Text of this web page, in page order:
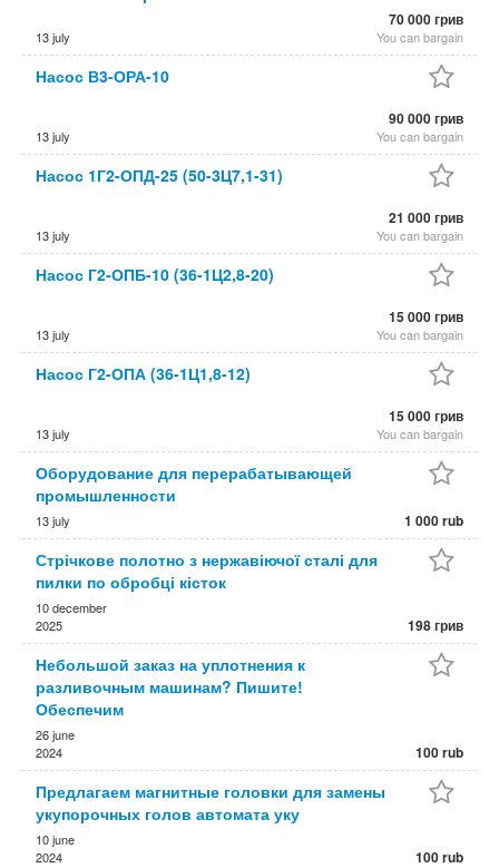
13 july
70 000 грив
You can bargain
Насос В3-ОРА-10
13 july
90 000 грив
You can bargain
Насос 1Г2-ОПД-25 (50-3Ц7,1-31)
13 july
21 000 грив
You can bargain
Насос Г2-ОПБ-10 (36-1Ц2,8-20)
13 july
15 000 грив
You can bargain
Насос Г2-ОПА (36-1Ц1,8-12)
13 july
15 000 грив
You can bargain
Оборудование для перерабатывающей
промышленности
13 july 1 000 rub
Стрічкове полотно з нержавіючої сталі для
пилки по обробці кісток
10 december
2025
198 грив
Небольшой заказ на уплотнения к
разливочным машинам? Пишите!
Обеспечим
26 june
2024
100 rub
Предлагаем магнитные головки для замены
укупорочных голов автомата уку
10 june
2024
100 rub